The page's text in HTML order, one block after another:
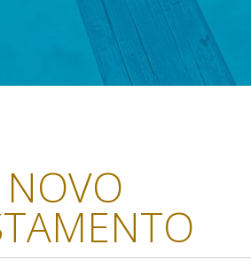
NOVO